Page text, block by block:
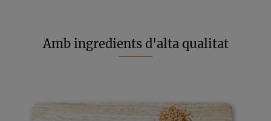
Amb ingredients d'alta qualitat